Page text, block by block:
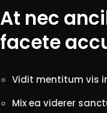
Ride
n
Modification
Tips
At nec
facete
Vidit mentitum vis
Mix ea viderer